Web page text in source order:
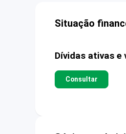
Situação
Dívidas ativas e
Consultar